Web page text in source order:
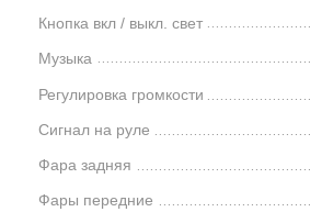
Кнопка вкл / выкл. свет
Музыка
Регулировка громкости
Сигнал на руле
Фара задняя
Фары передние